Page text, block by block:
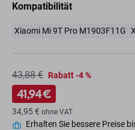
Kompatibilität
Xiaomi Mi 9T Pro M1903F11G
43,88 € Rabatt -4 %
41,94 €
34,95 € ohne VAT
Erhalten Sie bessere Preise